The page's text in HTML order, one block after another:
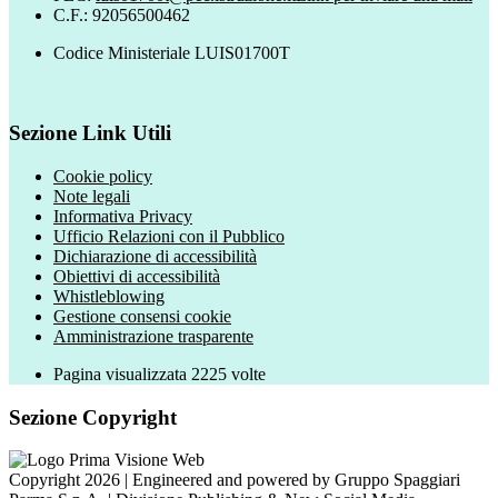
C.F.: 92056500462
Codice Ministeriale LUIS01700T
Sezione Link Utili
Cookie policy
Note legali
Informativa Privacy
Ufficio Relazioni con il Pubblico
Dichiarazione di accessibilità
Obiettivi di accessibilità
Whistleblowing
Gestione consensi cookie
Amministrazione trasparente
Pagina visualizzata 2225 volte
Sezione Copyright
Copyright 2026 | Engineered and powered by Gruppo Spaggiari